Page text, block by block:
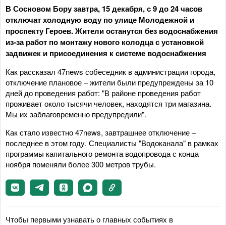
В Сосновом Бору завтра, 15 декабря, с 9 до 24 часов
отключат холодную воду по улице Молодежной и
проспекту Героев. Жители останутся без водоснабжения
из-за работ по монтажу нового колодца с установкой
задвижек и присоединения к системе водоснабжения
Как рассказал 47news собеседник в администрации города,
отключение плановое – жители были предупреждены за 10
дней до проведения работ: "В районе проведения работ
проживает около тысячи человек, находятся три магазина.
Мы их заблаговременно предупредили".
Как стало известно 47news, завтрашнее отключение –
последнее в этом году. Специалисты "Водоканала" в рамках
программы капитального ремонта водопровода с конца
ноября поменяли более 300 метров трубы.
Чтобы первыми узнавать о главных событиях в